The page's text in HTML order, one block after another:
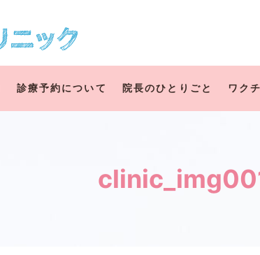
診療予約について 院長のひとりごと ワク